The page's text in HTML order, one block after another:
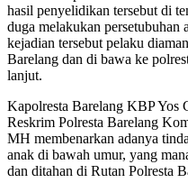
hasil penyelidikan tersebut di
duga melakukan persetubuhan
kejadian tersebut pelaku
Barelang dan di bawa ke
lanjut.
Kapolresta Barelang KBP
Reskrim Polresta Barelang
MH membenarkan adanya
anak di bawah umur, yang
dan ditahan di Rutan Polresta